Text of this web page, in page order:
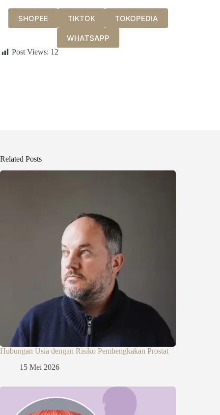
SHOPEE TIKTOK TOKOPEDIA
WHATSAPP
Post Views: 12
Related Posts
Hubungan Usia dengan Risiko Pembengkakan Prostat
15 Mei 2026